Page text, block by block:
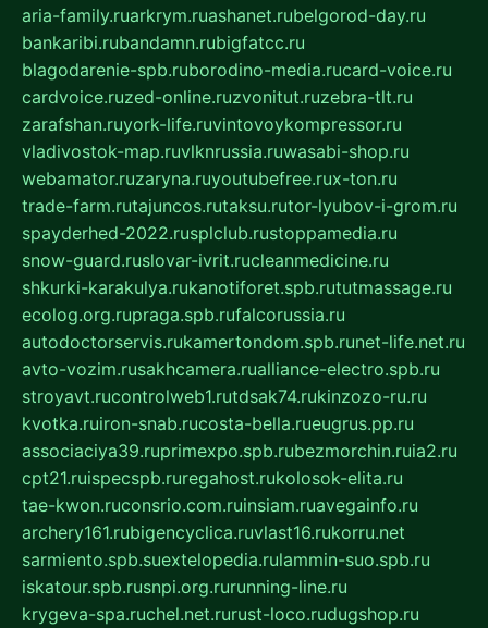
aria-family.ruarkrym.ruashanet.rubelgorod-day.ru
bankaribi.rubandamn.rubigfatcc.ru
blagodarenie-spb.ruborodino-media.rucard-voice.ru
cardvoice.ruzed-online.ruzvonitut.ruzebra-tlt.ru
zarafshan.ruyork-life.ruvintovoykompressor.ru
vladivostok-map.ruvlknrussia.ruwasabi-shop.ru
webamator.ruzaryna.ruyoutubefree.rux-ton.ru
trade-farm.rutajuncos.rutaksu.rutor-lyubov-i-grom.ru
spayderhed-2022.rusplclub.rustoppamedia.ru
snow-guard.ruslovar-ivrit.rucleanmedicine.ru
shkurki-karakulya.rukanotiforet.spb.rututmassage.ru
ecolog.org.rupraga.spb.rufalcorussia.ru
autodoctorservis.rukamertondom.spb.runet-life.net.ru
avto-vozim.rusakhcamera.rualliance-electro.spb.ru
stroyavt.rucontrolweb1.rutdsak74.rukinzozo-ru.ru
kvotka.ruiron-snab.rucosta-bella.rueugrus.pp.ru
associaciya39.ruprimexpo.spb.rubezmorchin.ruia2.ru
cpt21.ruispecspb.ruregahost.rukolosok-elita.ru
tae-kwon.ruconsrio.com.ruinsiam.ruavegainfo.ru
archery161.rubigencyclica.ruvlast16.rukorru.net
sarmiento.spb.suextelopedia.rulammin-suo.spb.ru
iskatour.spb.rusnpi.org.rurunning-line.ru
krygeva-spa.ruchel.net.rurust-loco.rudugshop.ru